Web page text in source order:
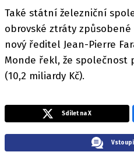
Také státní železniční
obrovské ztráty
nový ředitel Jean-Pierre
Monde řekl, že společnost
(10,2 miliardy Kč).
Sdílet na X